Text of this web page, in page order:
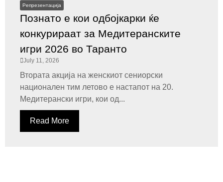
Репрезентација
Познато е кои одбојкарки ќе
конкурираат за Медитеранските
игри 2026 во Таранто
July 11, 2026
Втората акција на женскиот сениорски
национален тим летово е настапот на 20.
Медитерански игри, кои од...
Read More